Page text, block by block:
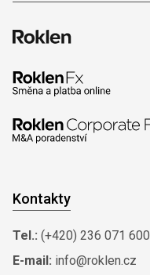
Kontakty
Tel.: (+420) 236 071 600
E-mail: info@roklen.cz